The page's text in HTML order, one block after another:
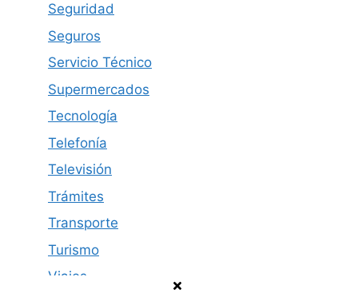
Seguridad
Seguros
Servicio Técnico
Supermercados
Tecnología
Telefonía
Televisión
Trámites
Transporte
Turismo
Viajes